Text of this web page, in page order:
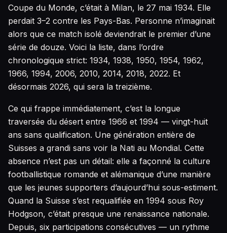
Coupe du Monde, c’était à Milan, le 27 mai 1934. Elle
perdait 3–2 contre les Pays-Bas. Personne n’imaginait
alors que ce match isolé deviendrait le premier d’une
série de douze. Voici la liste, dans l’ordre
chronologique strict: 1934, 1938, 1950, 1954, 1962,
1966, 1994, 2006, 2010, 2014, 2018, 2022. Et
désormais 2026, qui sera la treizième.
Ce qui frappe immédiatement, c’est la longue
traversée du désert entre 1966 et 1994 — vingt-huit
ans sans qualification. Une génération entière de
Suisses a grandi sans voir la Nati au Mondial. Cette
absence n’est pas un détail: elle a façonné la culture
footballistique romande et alémanique d’une manière
que les jeunes supporters d’aujourd’hui sous-estiment.
Quand la Suisse s’est requalifiée en 1994 sous Roy
Hodgson, c’était presque une renaissance nationale.
Depuis, six participations consécutives — un rythme